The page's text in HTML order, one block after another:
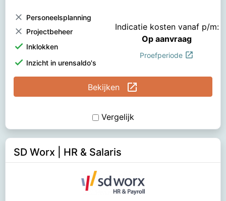
clear Personeelsplanning
clear Projectbeheer
check Inklokken
check Inzicht in urensaldo's
Indicatie kosten vanaf p/m:
Op aanvraag
Proefperiode open_in_new
Bekijken open_in_new
Vergelijk
SD Worx | HR & Salaris